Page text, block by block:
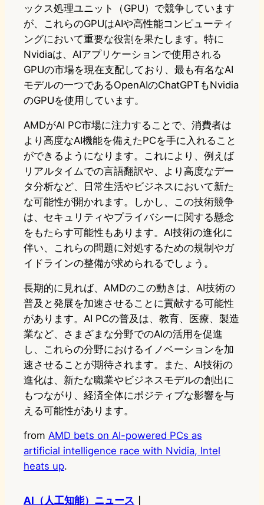
ックス処理ユニット（GPU）で競争しています
が、これらのGPUはAIや高性能コンピューティ
ングにおいて重要な役割を果たします。特に
Nvidiaは、AIアプリケーションで使用される
GPUの市場を現在支配しており、最も有名なAI
モデルの一つであるOpenAIのChatGPTもNvidia
のGPUを使用しています。
AMDがAI PC市場に注力することで、消費者は
より高度なAI機能を備えたPCを手に入れること
ができるようになります。これにより、例えば
リアルタイムでの言語翻訳や、より高度なデー
タ分析など、日常生活やビジネスにおいて新た
な可能性が開かれます。しかし、この技術競争
は、セキュリティやプライバシーに関する懸念
をもたらす可能性もあります。AI技術の進化に
伴い、これらの問題に対処するための規制やガ
イドラインの整備が求められるでしょう。
長期的に見れば、AMDのこの動きは、AI技術の
普及と発展を加速させることに貢献する可能性
があります。AI PCの普及は、教育、医療、製造
業など、さまざまな分野でのAIの活用を促進
し、これらの分野におけるイノベーションを加
速させることが期待されます。また、AI技術の
進化は、新たな職業やビジネスモデルの創出に
もつながり、経済全体にポジティブな影響を与
える可能性があります。
from AMD bets on AI-powered PCs as
artificial intelligence race with Nvidia, Intel
heats up.
AI（人工知能）ニュース